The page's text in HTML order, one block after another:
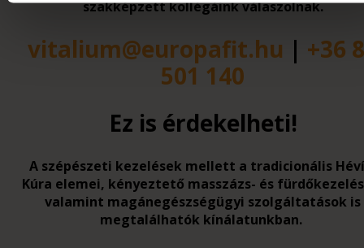
szakképzett kollégáink válaszolnak.
vitalium@europafit.hu | +36
501 140
Ez is érdekelheti!
A szépészeti kezelések mellett a tradicionális
Kúra elemei, kényeztető masszázs- és
valamint magánegészségügyi szolgáltatások is
megtalálhatók kínálatunkban.